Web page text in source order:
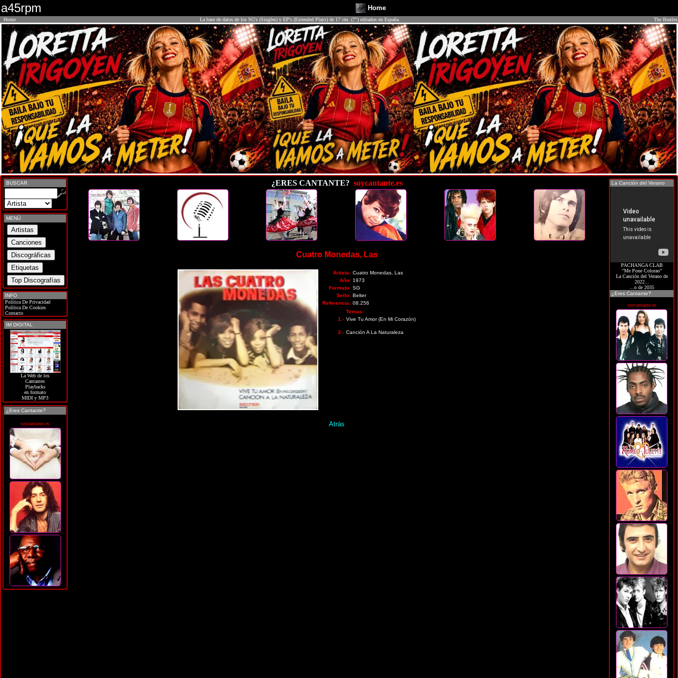
a45rpm Home
Home La base de datos de los SG's (Singles) y EP's (Extended Plays) de 17 cm. (7") editados en España. The Beatles
BUSCAR
MENÚ
INFO
Política De Privacidad
Política De Cookies
Contacto
IM DIGITAL
La Web de los
Cantantes
Playbacks
en formato
MIDI y MP3
¿Eres Cantante?
soycantante.es
¿ERES CANTANTE? soycantante.es
Cuatro Monedas, Las
Artista: Cuatro Monedas, Las
Año: 1973
Formato: SG
Sello: Belter
Referencia: 08.256
Temas:
1.- Vive Tu Amor (En Mi Corazón)
2.- Canción A La Naturaleza
Atrás
La Canción del Verano
PACHANGA CLAB
"Me Pone Colorao"
La Canción del Verano de
2022...
...o de 2035
¿Eres Cantante?
soycantante.es